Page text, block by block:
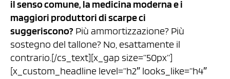
il senso comune, la medicina moderna e i
maggiori produttori di scarpe ci
suggeriscono? Più ammortizzazione? Più
sostegno del tallone? No, esattamente il
contrario.[/cs_text][x_gap size=”50px”]
[x_custom_headline level=”h2″ looks_like=”h4″